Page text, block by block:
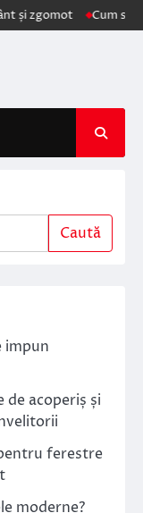
Cum schimbă AI
Caută
impun
acoperiș și
ferestre
moderne?